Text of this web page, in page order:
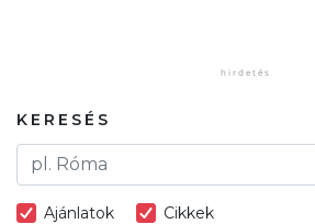
KERESÉS
Ajánlatok Cikkek